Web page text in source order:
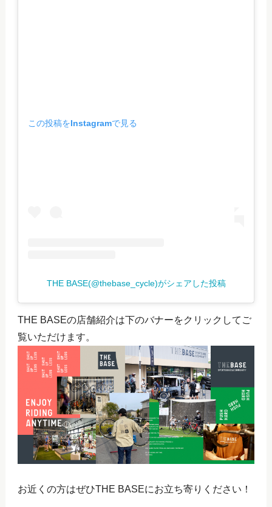
この投稿をInstagramで見る
THE BASE(@thebase_cycle)がシェアした投稿
THE BASEの店舗紹介は下のバナーをクリックしてご
覧いただけます。
お近くの方はぜひTHE BASEにお立ち寄りください！